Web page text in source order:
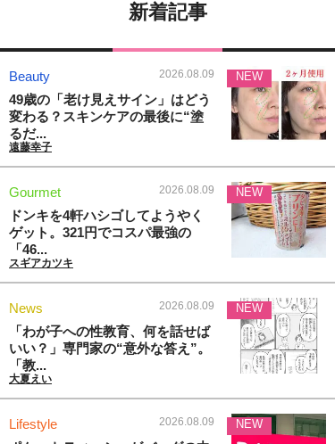
新着記事
Beauty 2026.08.09
49歳の「老け見えサイン」はどう
変わる？スキンケアの最後に“塗
るだ...
遠藤幸子
NEW
Gourmet 2026.08.09
ドンキを4軒ハシゴしてようやく
ゲット。321円でコスパ最強の
「46...
スギアカツキ
NEW
News 2026.08.09
「わが子への性教育、何を話せば
いい？」専門家の“意外な答え”。
「教...
大夏えい
NEW
Lifestyle 2026.08.09 NEW